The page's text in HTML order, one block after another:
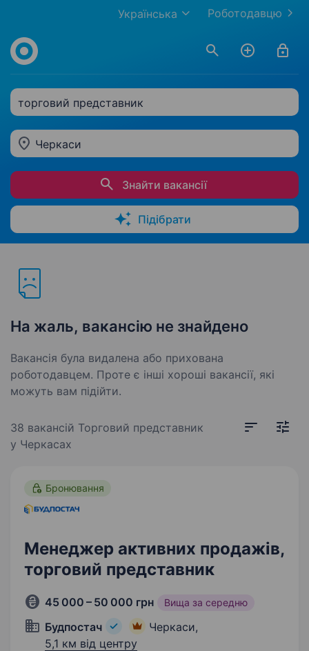
Роботодавцю
Українська
торговий представник
Черкаси
Знайти вакансії
Підібрати
На жаль, вакансію не знайдено
Вакансія була видалена або прихована
роботодавцем. Проте є інші хороші вакансії, які
можуть вам підійти.
38 вакансій Торговий представник
у Черкасах
Бронювання
Менеджер активних продажів,
торговий представник
45 000 – 50 000 грн Вища за середню
Будпостач
Черкаси,
5,1 км від центру